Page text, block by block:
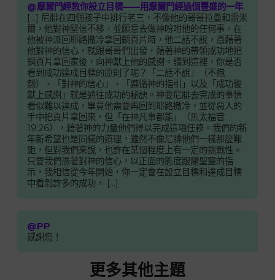
@摩爾門經教你設立目標——用摩爾門經過個豐盛的一年
[…] 尼腓在四個孩子中排行老三，不像他的哥哥拉曼和雷米
爾，他對神堅信不移，並願意去做神吩咐他的任何事。在
他被神派回耶路撒冷拿回銅頁片時，他二話不說，憑藉著
他對神的信心，就跟哥哥們出發，藉著神的帶領成功地把
銅頁片拿回家後，向神獻上他的感謝。讀到這裡，你是否
看到成功達成目標的原則了呢？「二話不說」（不抱
怨）、「對神的信心」、「遵循神的指引」以及「成功後
獻上感謝」就是通往成功的秘訣。神要尼腓去完成的事情
看似難以達成，畢竟他需要再回到耶路撒冷，並從惡人的
手中把頁片拿回來，但「在神凡事都能」（馬太福音
19:26），藉著神的力量他們得以完成這項任務。我們的新
年新希望也是同樣的道理，雖然不像尼腓他們一樣那麼艱
鉅，但對我們來說，也許在某個程度上有一定的挑戰性。
只要我們憑著對神的信心，以正面的態度跟隨聖靈的指
示，我相信從今年開始，你一定會在設立目標和達成目標
中看到許多的成功。 […]
@PP
感謝您！
更多其他主題